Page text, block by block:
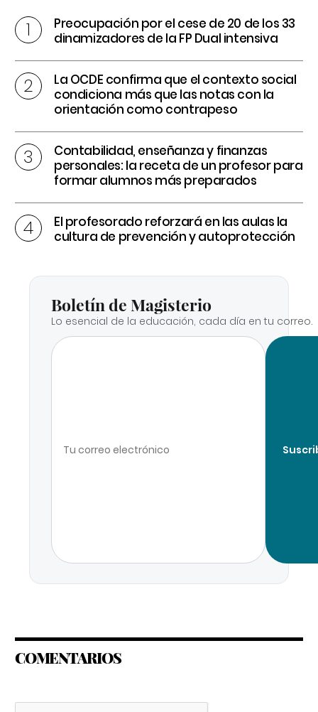
Preocupación por el cese de 20 de los 33
dinamizadores de la FP Dual intensiva
La OCDE confirma que el contexto social
condiciona más que las notas con la
orientación como contrapeso
Contabilidad, enseñanza y finanzas
personales: la receta de un profesor para
formar alumnos más preparados
El profesorado reforzará en las aulas la
cultura de prevención y autoprotección
Boletín de Magisterio
Lo esencial de la educación, cada día en tu correo.
COMENTARIOS